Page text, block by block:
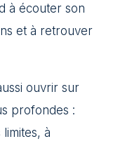
à écouter son
et à retrouver
ouvrir sur
profondes :
à